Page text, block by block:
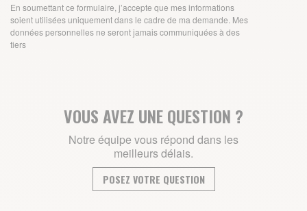
En soumettant ce formulaire, j’accepte que mes informations
soient utilisées uniquement dans le cadre de ma demande. Mes
données personnelles ne seront jamais communiquées à des
tiers
VOUS AVEZ UNE QUESTION ?
Notre équipe vous répond dans les
meilleurs délais.
POSEZ VOTRE QUESTION